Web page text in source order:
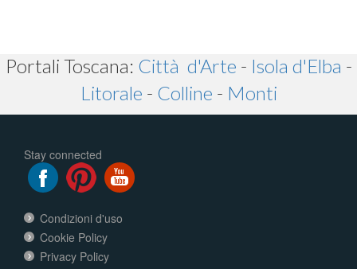
Portali Toscana: Città d'Arte - Isola d'Elba -
Litorale - Colline - Monti
Stay connected
Condizioni d'uso
Cookie Policy
Privacy Policy